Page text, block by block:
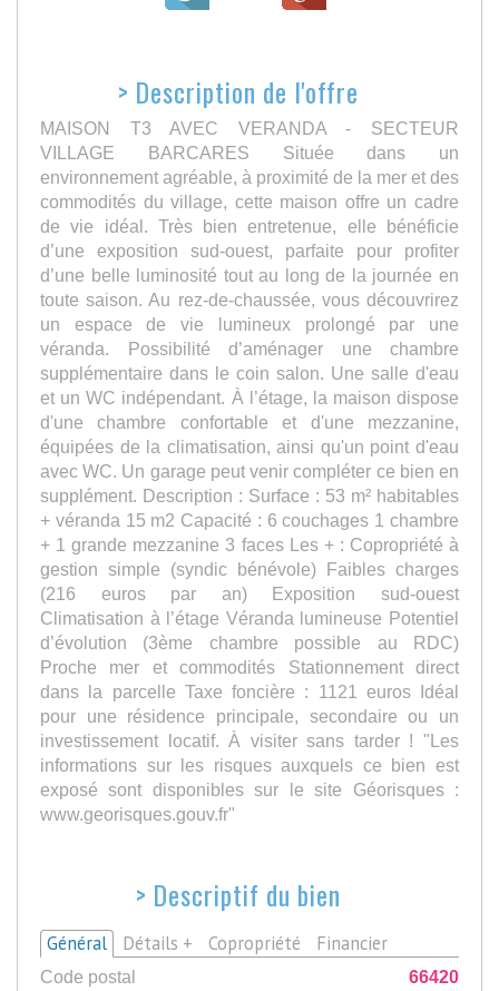
> Description de l'offre
MAISON T3 AVEC VERANDA - SECTEUR
VILLAGE BARCARES Située dans un
environnement agréable, à proximité de la mer et des
commodités du village, cette maison offre un cadre
de vie idéal. Très bien entretenue, elle bénéficie
d’une exposition sud-ouest, parfaite pour profiter
d’une belle luminosité tout au long de la journée en
toute saison. Au rez-de-chaussée, vous découvrirez
un espace de vie lumineux prolongé par une
véranda. Possibilité d’aménager une chambre
supplémentaire dans le coin salon. Une salle d'eau
et un WC indépendant. À l’étage, la maison dispose
d'une chambre confortable et d'une mezzanine,
équipées de la climatisation, ainsi qu'un point d'eau
avec WC. Un garage peut venir compléter ce bien en
supplément. Description : Surface : 53 m² habitables
+ véranda 15 m2 Capacité : 6 couchages 1 chambre
+ 1 grande mezzanine 3 faces Les + : Copropriété à
gestion simple (syndic bénévole) Faibles charges
(216 euros par an) Exposition sud-ouest
Climatisation à l’étage Véranda lumineuse Potentiel
d’évolution (3ème chambre possible au RDC)
Proche mer et commodités Stationnement direct
dans la parcelle Taxe foncière : 1121 euros Idéal
pour une résidence principale, secondaire ou un
investissement locatif. À visiter sans tarder ! "Les
informations sur les risques auxquels ce bien est
exposé sont disponibles sur le site Géorisques :
www.georisques.gouv.fr"
> Descriptif du bien
Général Détails + Copropriété Financier
Code postal 66420